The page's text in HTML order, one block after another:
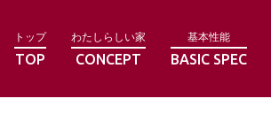
トップ
TOP
わたしらしい家
CONCEPT
基本性能
BASIC SPEC